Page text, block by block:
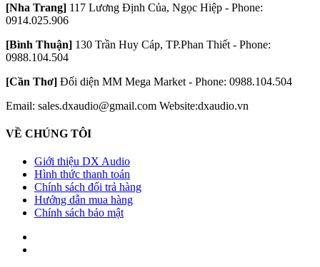
[Nha Trang] 117 Lương Định Của, Ngọc Hiệp - Phone:
0914.025.906
[Bình Thuận] 130 Trần Huy Cáp, TP.Phan Thiết - Phone:
0988.104.504
[Cần Thơ] Đối diện MM Mega Market - Phone: 0988.104.504
Email: sales.dxaudio@gmail.com Website:dxaudio.vn
VỀ CHÚNG TÔI
Giới thiệu DX Audio
Hình thức thanh toán
Chính sách đổi trả hàng
Hướng dẫn mua hàng
Chính sách bảo mật